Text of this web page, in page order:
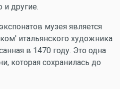
другие.
музея является
итальянского художника
в 1470 году. Это одна
которая сохранилась до